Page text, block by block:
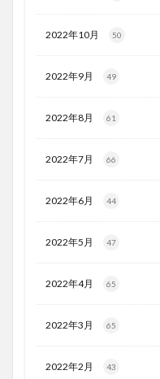
2022年10月 50
2022年9月 49
2022年8月 61
2022年7月 66
2022年6月 44
2022年5月 47
2022年4月 65
2022年3月 65
2022年2月 43